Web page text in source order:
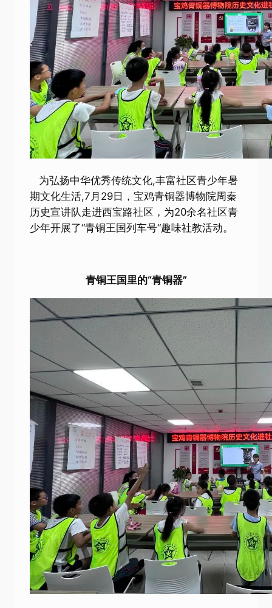
为弘扬中华优秀传统文化,丰富社区青少年暑
期文化生活,7月29日，宝鸡青铜器博物院周秦
历史宣讲队走进西宝路社区，为20余名社区青
少年开展了“青铜王国列车号“趣味社教活动。
青铜王国里的“青铜器”